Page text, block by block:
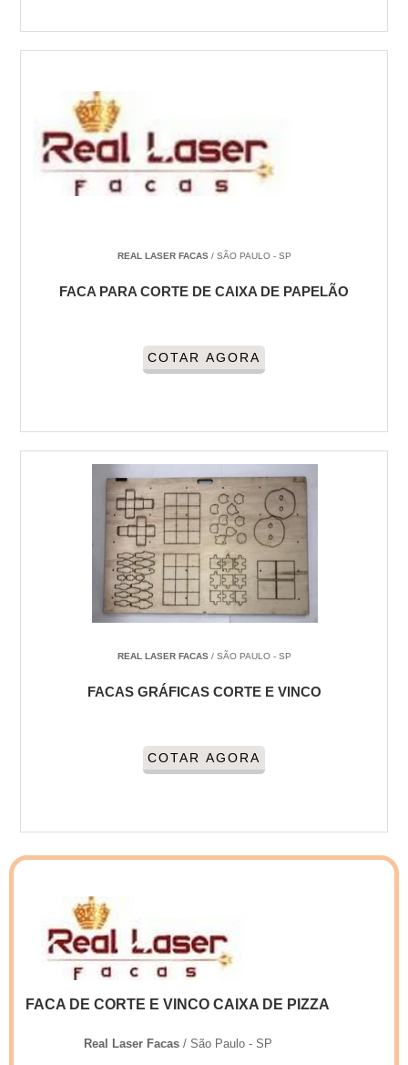
REAL LASER FACAS/ SÃO PAULO - SP
FACA PARA CORTE DE CAIXA DE PAPELÃO
COTAR AGORA
REAL LASER FACAS/ SÃO PAULO - SP
FACAS GRÁFICAS CORTE E VINCO
COTAR AGORA
FACA DE CORTE E VINCO CAIXA DE PIZZA
Real Laser Facas / São Paulo - SP